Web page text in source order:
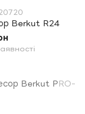
Berkut R24